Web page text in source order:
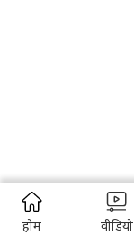
होम वीडियो